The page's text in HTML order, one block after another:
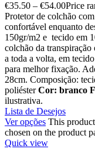
€35.50 – €54.00Price
Protetor de colchão
confortável enquanto
150gr/m2 e tecido em
colchão da
a toda a volta, em
para melhor fixação.
28cm. Composição:
poliésterCor: branco
ilustrativa.
Lista de Desejos
Ver opções This
chosen on the product
Quick view